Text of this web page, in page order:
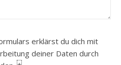
erklärst du dich mit
deiner Daten durch